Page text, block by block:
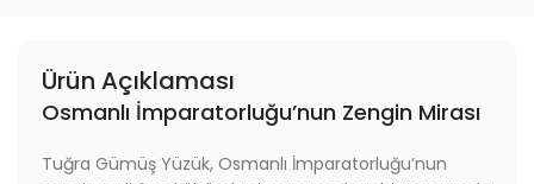
Ürün Açıklaması
Osmanlı İmparatorluğu’nun Zengin Mirası
Tuğra Gümüş Yüzük, Osmanlı İmparatorluğu’nun